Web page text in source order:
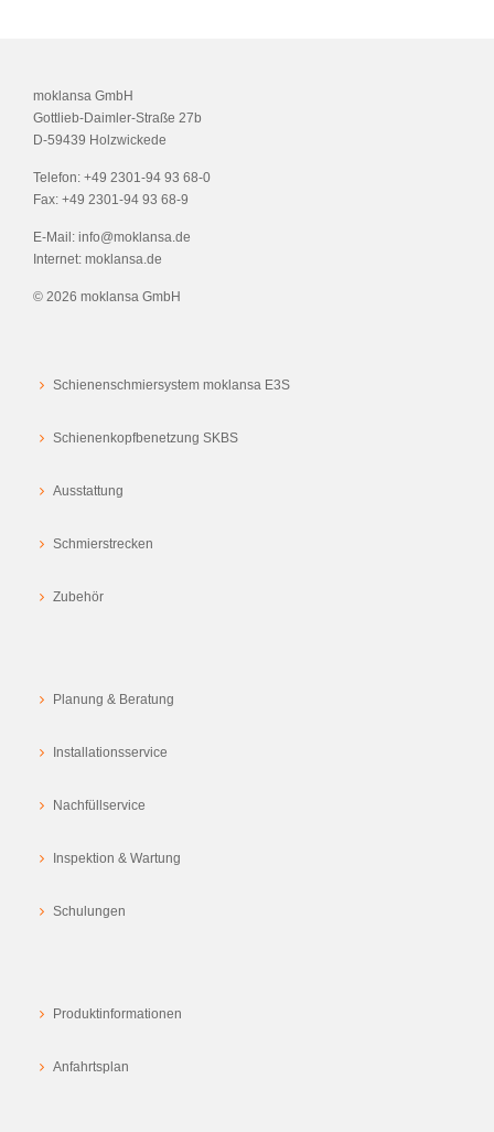
moklansa GmbH
Gottlieb-Daimler-Straße 27b
D-59439 Holzwickede
Telefon: +49 2301-94 93 68-0
Fax: +49 2301-94 93 68-9
E-Mail: info@moklansa.de
Internet: moklansa.de
© 2026 moklansa GmbH
Schienenschmiersystem moklansa E3S
Schienenkopfbenetzung SKBS
Ausstattung
Schmierstrecken
Zubehör
Planung & Beratung
Installationsservice
Nachfüllservice
Inspektion & Wartung
Schulungen
Produktinformationen
Anfahrtsplan